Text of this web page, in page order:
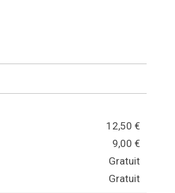
12,50 €
9,00 €
Gratuit
Gratuit